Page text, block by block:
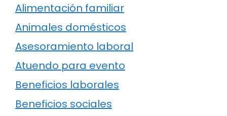
Alimentación familiar
Animales domésticos
Asesoramiento laboral
Atuendo para evento
Beneficios laborales
Beneficios sociales